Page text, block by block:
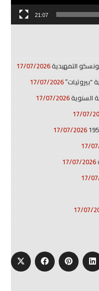
21:07
17/07/2026
17/07/2026
السنوية17/07/2026
17/07/
17/07/2026
17/
17/07/2026
17/
17/07/